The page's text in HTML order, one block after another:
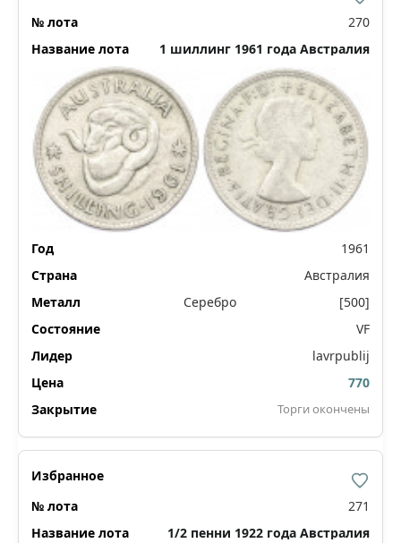
270
1 шиллинг 1961 года Австралия
1961
Австралия
Серебро
[500]
VF
lavrpublij
770
Торги окончены
271
1/2 пенни 1922 года Австралия